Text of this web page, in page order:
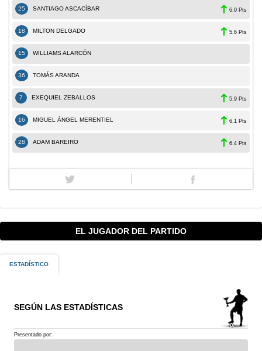
25 SANTIAGO ASCACÍBAR 6.0 Pts
18 MILTON DELGADO 5.6 Pts
15 WILLIAMS ALARCÓN
36 TOMÁS ARANDA
7 EXEQUIEL ZEBALLOS 5.9 Pts
16 MIGUEL ÁNGEL MERENTIEL 6.1 Pts
28 ADAM BAREIRO 6.4 Pts
EL JUGADOR DEL PARTIDO
ESTADÍSTICO
SEGÚN LAS ESTADÍSTICAS
Presentado por: